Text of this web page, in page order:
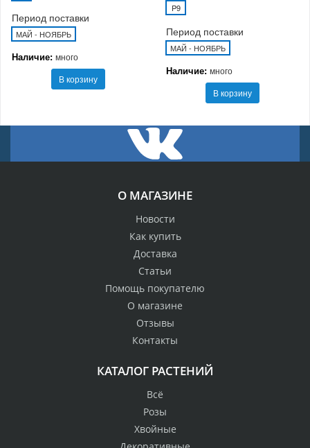
Период поставки
МАЙ - НОЯБРЬ
Наличие: много
В корзину
P9
Период поставки
МАЙ - НОЯБРЬ
Наличие: много
В корзину
О МАГАЗИНЕ
Новости
Как купить
Доставка
Статьи
Помощь покупателю
О магазине
Отзывы
Контакты
КАТАЛОГ РАСТЕНИЙ
Всё
Розы
Хвойные